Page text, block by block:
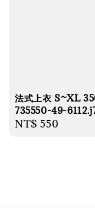
法式上衣 S~XL
735550-49-
Regular
NT$ 550